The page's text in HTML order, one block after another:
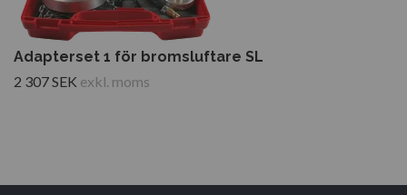
Adapterset 1 för bromsluftare SL
2 307 SEK exkl. moms